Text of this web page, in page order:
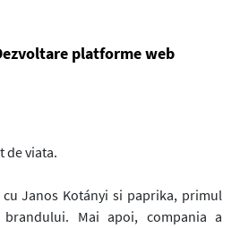
platforme web
de viata.
Janos Kotányi si paprika, primul
Mai apoi, compania a